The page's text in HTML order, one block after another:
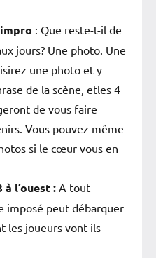
: Que reste-t-il de
jours? Une photo. Une
une photo et y
de la scène, etles 4
de vous faire
Vous pouvez même
si le cœur vous en
l’ouest : A tout
imposé peut débarquer
les joueurs vont-ils